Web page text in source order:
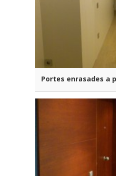
Portes enrasades a